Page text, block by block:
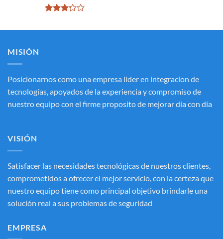
MISIÓN
Posicionarnos como una empresa lider en integracion de
tecnologías, apoyados de la experiencia y compromiso de
nuestro equipo con el firme proposito de mejorar día con día
VISIÓN
Satisfacer las necesidades tecnológicas de nuestros clientes,
comprometidos a ofrecer el mejor servicio, con la certeza que
nuestro equipo tiene como principal objetivo brindarle una
solución real a sus problemas de seguridad
EMPRESA